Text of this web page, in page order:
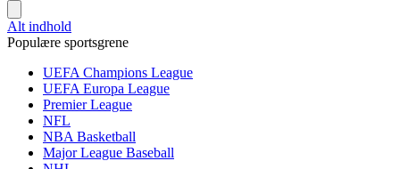
Alt indhold
Populære sportsgrene
UEFA Champions League
UEFA Europa League
Premier League
NFL
NBA Basketball
Major League Baseball